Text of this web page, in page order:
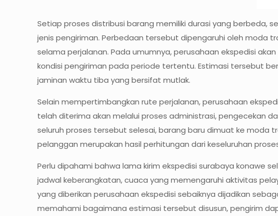
Setiap proses distribusi barang memiliki durasi yang berbeda,
jenis pengiriman. Perbedaan tersebut dipengaruhi oleh moda
selama perjalanan. Pada umumnya, perusahaan ekspedisi
kondisi pengiriman pada periode tertentu. Estimasi tersebut
jaminan waktu tiba yang bersifat mutlak.
Selain mempertimbangkan rute perjalanan, perusahaan
telah diterima akan melalui proses administrasi, pengecekan
seluruh proses tersebut selesai, barang baru dimuat ke moda
pelanggan merupakan hasil perhitungan dari keseluruhan
Perlu dipahami bahwa lama kirim ekspedisi surabaya konawe
jadwal keberangkatan, cuaca yang memengaruhi aktivitas
yang diberikan perusahaan ekspedisi sebaiknya dijadikan
memahami bagaimana estimasi tersebut disusun, pengirim